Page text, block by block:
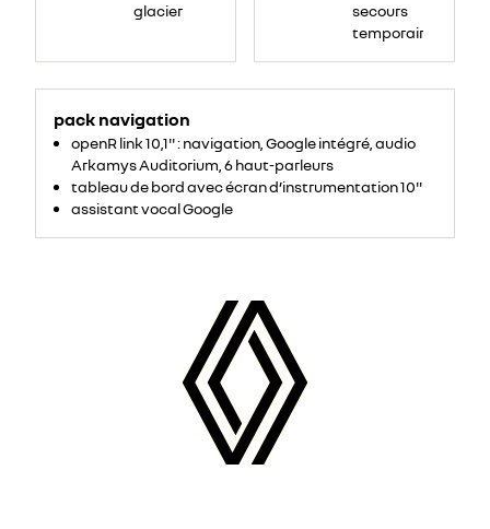
glacier
pack navigation
openR link 10,1'' : navigation, Google intégré, audio
Arkamys Auditorium, 6 haut-parleurs
tableau de bord avec écran d’instrumentation 10''
assistant vocal Google
secours
temporaire